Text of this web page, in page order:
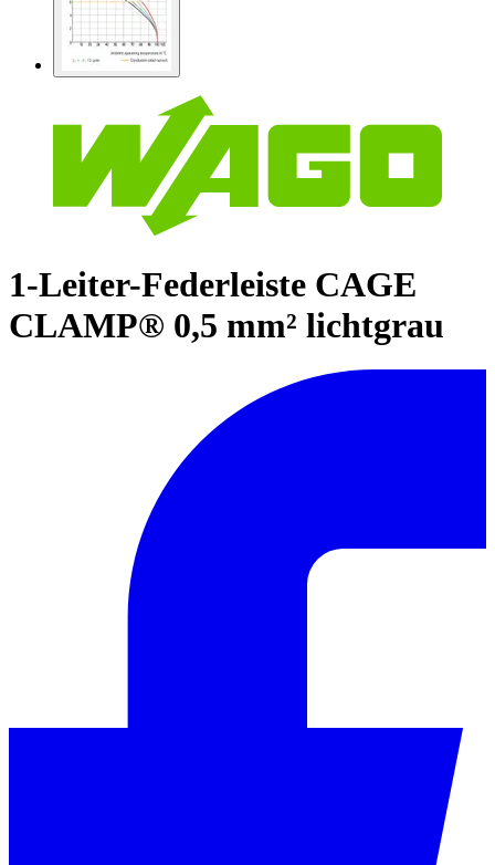
1-Leiter-Federleiste CAGE
CLAMP® 0,5 mm² lichtgrau